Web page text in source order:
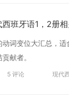
西班牙语1，2册
词变位大汇总，
献者。
5 评论 现代